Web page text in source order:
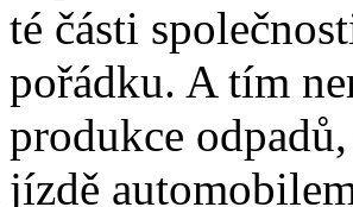
té části
pořádku. A tím
produkce
jízdě